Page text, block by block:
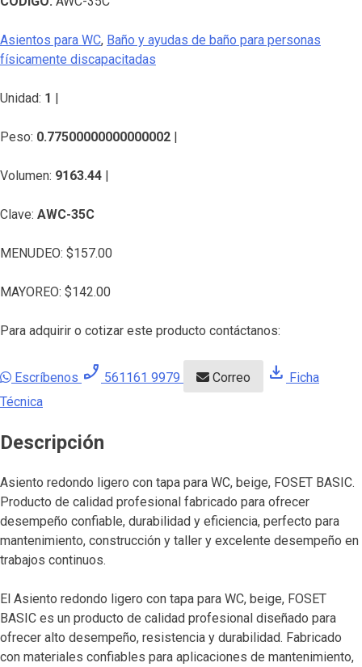
Asientos para WC, Baño y ayudas de baño para personas
físicamente discapacitadas
Unidad: 1 |
Peso: 0.77500000000000002 |
Volumen: 9163.44 |
Clave: AWC-35C
MENUDEO: $157.00
MAYOREO: $142.00
Para adquirir o cotizar este producto contáctanos:
Escríbenos phone_enabled 561161 9979 Correo download Ficha
Técnica
Descripción
Asiento redondo ligero con tapa para WC, beige, FOSET BASIC.
Producto de calidad profesional fabricado para ofrecer
desempeño confiable, durabilidad y eficiencia, perfecto para
mantenimiento, construcción y taller y excelente desempeño en
trabajos continuos.
El Asiento redondo ligero con tapa para WC, beige, FOSET
BASIC es un producto de calidad profesional diseñado para
ofrecer alto desempeño, resistencia y durabilidad. Fabricado
con materiales confiables para aplicaciones de mantenimiento,